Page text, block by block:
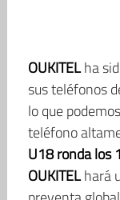
OUKITELha
sus teléfonos
lo que
teléfono
U18 ronda los
OUKITELhará